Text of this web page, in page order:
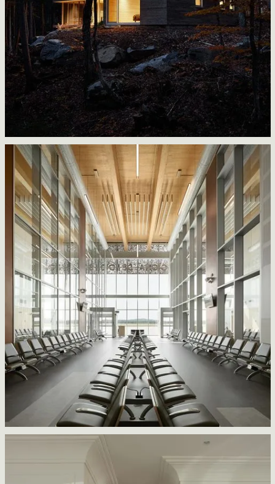
Le Quai
Atelier Pierre Thibault